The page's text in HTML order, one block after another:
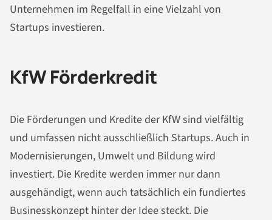
Unternehmen im Regelfall in eine Vielzahl von
Startups investieren.
KfW Förderkredit
Die Förderungen und Kredite der KfW sind vielfältig
und umfassen nicht ausschließlich Startups. Auch in
Modernisierungen, Umwelt und Bildungwird
investiert. Die Kredite werden immer nur dann
ausgehändigt, wenn auch tatsächlich ein fundiertes
Businesskonzept hinter der Idee steckt. Die